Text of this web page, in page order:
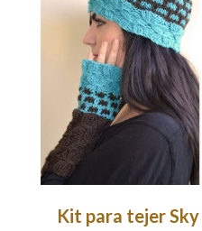
Kit para tejer